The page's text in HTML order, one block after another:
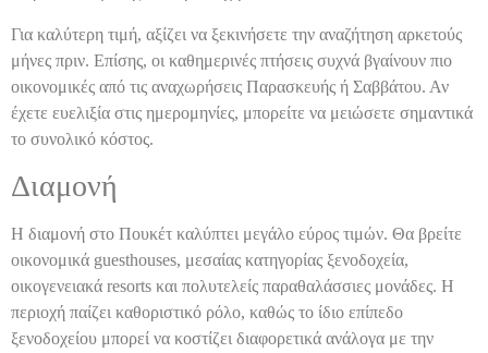
Για καλύτερη τιμή, αξίζει να ξεκινήσετε την αναζήτηση αρκετούς
μήνες πριν. Επίσης, οι καθημερινές πτήσεις συχνά βγαίνουν πιο
οικονομικές από τις αναχωρήσεις Παρασκευής ή Σαββάτου. Αν
έχετε ευελιξία στις ημερομηνίες, μπορείτε να μειώσετε σημαντικά
το συνολικό κόστος.
Διαμονή
Η διαμονή στο Πουκέτ καλύπτει μεγάλο εύρος τιμών. Θα βρείτε
οικονομικά guesthouses, μεσαίας κατηγορίας ξενοδοχεία,
οικογενειακά resorts και πολυτελείς παραθαλάσσιες μονάδες. Η
περιοχή παίζει καθοριστικό ρόλο, καθώς το ίδιο επίπεδο
ξενοδοχείου μπορεί να κοστίζει διαφορετικά ανάλογα με την